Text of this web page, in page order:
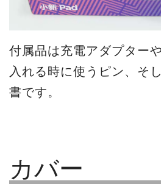
付属品は充電アダプター
入れる時に使うピン、そ
書です。
カバー